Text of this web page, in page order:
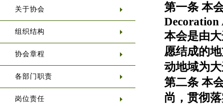
关于协会
组织结构
协会章程
各部门职责
岗位责任
第一条 本
Decoration
本会是由
愿结成的
动地域为
第二条 本
尚，贯彻